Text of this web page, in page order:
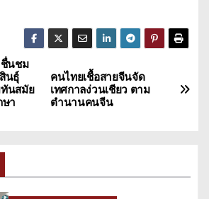
คนไทยเชื้อสายจีนจัด
เทศกาลง่วนเชียว ตาม
ตำนานคนจีน
ชื่นชม
นธุ์
นสมัย
า